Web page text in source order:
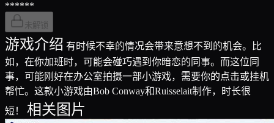
******
未解锁
游戏介绍 有时候不幸的情况会带来意想不到的机会。比
如，在你加班时，可能会碰巧遇到你暗恋的同事。而这位同
事，可能刚好在办公室拍摄一部小游戏，需要你的点击或挂机
帮忙。这款小游戏由Bob Conway和Ruisselait制作，时长很
短！ 相关图片